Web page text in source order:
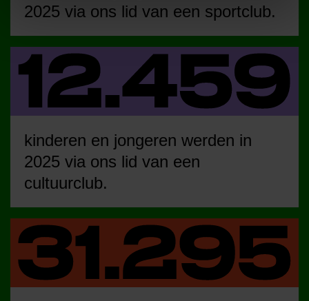
2025 via ons lid van een sportclub.
kinderen en jongeren werden in
2025 via ons lid van een
cultuurclub.